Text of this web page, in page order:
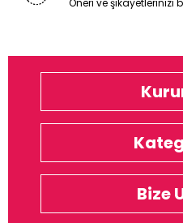
Öneri ve şikayetlerinizi
Bize